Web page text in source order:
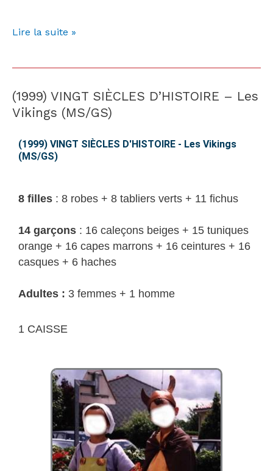
Lire la suite »
(1999) VINGT SIÈCLES D’HISTOIRE – Les
Vikings (MS/GS)
(1999) VINGT SIÈCLES D'HISTOIRE - Les Vikings
(MS/GS)
8 filles : 8 robes + 8 tabliers verts + 11 fichus
14 garçons : 16 caleçons beiges + 15 tuniques
orange + 16 capes marrons + 16 ceintures + 16
casques + 6 haches
Adultes : 3 femmes + 1 homme
1 CAISSE
(1999)
VINGT
D’HISTOIRE
(MS/GS)